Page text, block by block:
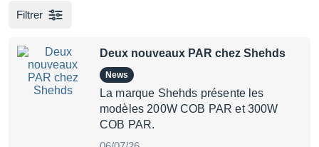
Filtrer
Deux nouveaux PAR chez Shehds
News
La marque Shehds présente les
modèles 200W COB PAR et 300W
COB PAR.